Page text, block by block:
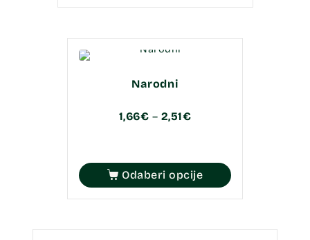
Narodni
1,66€ – 2,51€
Odaberi opcije